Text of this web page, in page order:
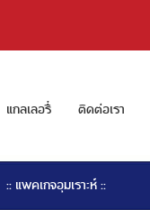
แกลเลอรี่ ติดต่อเรา
:: แพคเกจอุมเราะห์ ::